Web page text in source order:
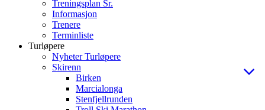
Treningsplan Sr.
Informasjon
Trenere
Terminliste
Turløpere
Nyheter Turløpere
Skirenn
Birken
Marcialonga
Stenfjellrunden